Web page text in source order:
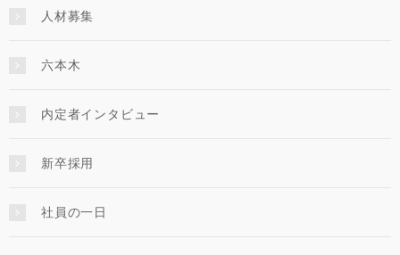
人材募集
六本木
内定者インタビュー
新卒採用
社員の一日